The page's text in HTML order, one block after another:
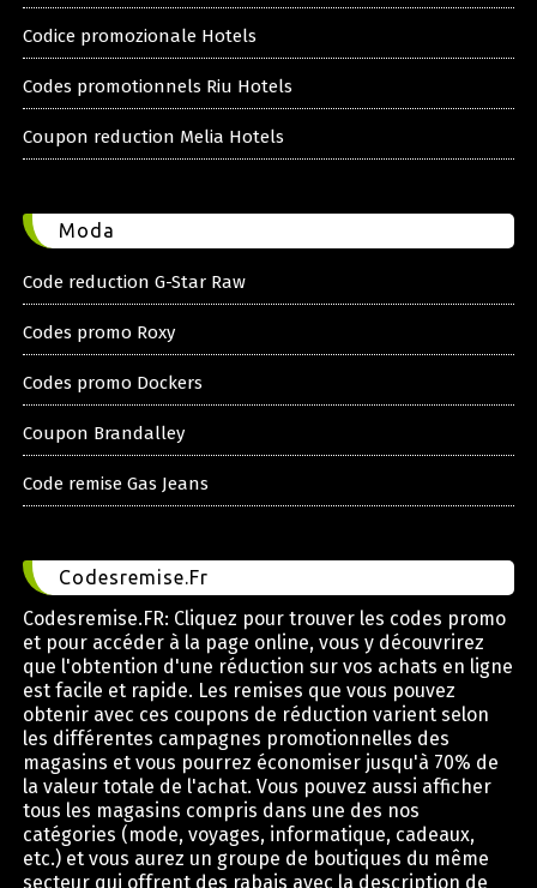
Codice promozionale Hotels
Codes promotionnels Riu Hotels
Coupon reduction Melia Hotels
Moda
Code reduction G-Star Raw
Codes promo Roxy
Codes promo Dockers
Coupon Brandalley
Code remise Gas Jeans
Codesremise.Fr
Codesremise.FR: Cliquez pour trouver les codes promo
et pour accéder à la page online, vous y découvrirez
que l'obtention d'une réduction sur vos achats en ligne
est facile et rapide. Les remises que vous pouvez
obtenir avec ces coupons de réduction varient selon
les différentes campagnes promotionnelles des
magasins et vous pourrez économiser jusqu'à 70% de
la valeur totale de l'achat. Vous pouvez aussi afficher
tous les magasins compris dans une des nos
catégories (mode, voyages, informatique, cadeaux,
etc.) et vous aurez un groupe de boutiques du même
secteur qui offrent des rabais avec la description de